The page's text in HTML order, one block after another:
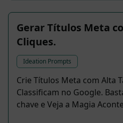
Gerar Títulos Meta
Cliques.
Ideation Prompts
Crie Títulos Meta com Alta
Classificam no Google.
chave e Veja a Magia